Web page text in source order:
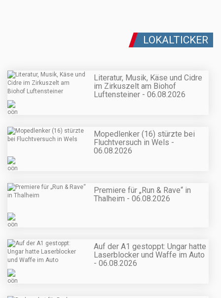
LOKALTICKER
Literatur, Musik, Käse und Cidre
im Zirkuszelt am Biohof
Luftensteiner - 06.08.2026
Mopedlenker (16) stürzte bei
Fluchtversuch in Wels -
06.08.2026
Premiere für „Run & Rave“ in
Thalheim - 06.08.2026
Auf der A1 gestoppt: Ungar hatte
Laserblocker und Waffe im Auto
- 06.08.2026